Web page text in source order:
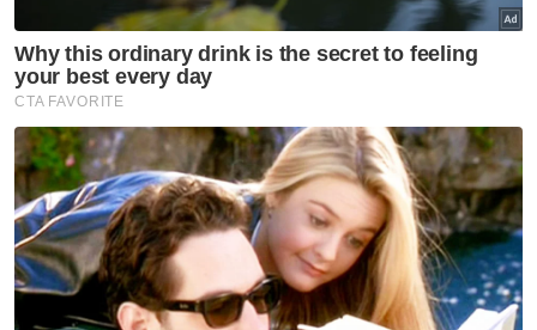
Adalah menjadi kebiasaan dalam setiap
saman fitnah, peguam akan turut
memasukkan permohonan injunksi agar
pemfitnah berhenti menyebarkan kenyataan
fitnah tersebut. Terserah kepada mahkamah
sama ada mahu meluluskannya atau tidak.